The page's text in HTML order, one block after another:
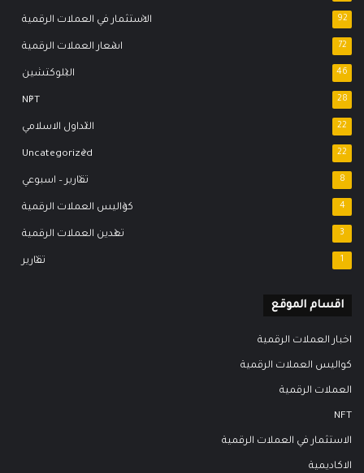
الاستثمار في العملات الرقمية 92
اسعار العملات الرقمية 72
البلوكتشين 46
NFT 28
التداول الاسلامي 22
Uncategorized 22
تقارير – اسبوعي 8
كواليس العملات الرقمية 4
تعدين العملات الرقمية 3
تقارير 1
اقسام الموقع
اخبار العملات الرقمية
كواليس العملات الرقمية
العملات الرقمية
NFT
الاستثمار في العملات الرقمية
الاكاديمية